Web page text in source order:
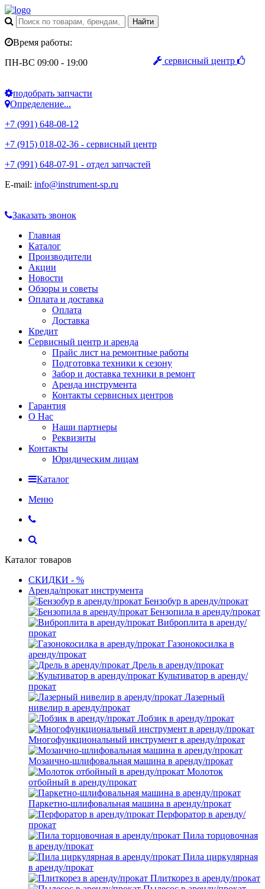
сервисный центр
Время работы:
ПН-ВС 09:00 - 19:00
подобрать запчасти
Определение...
+7 (991) 648-08-12
+7 (915) 018-02-36 - сервисный центр
+7 (991) 648-07-91 - отдел запчастей
E-mail: info@instrument-sp.ru
Заказать звонок
Главная
Каталог
Производители
Акции
Новости
Обзоры и советы
Оплата и доставка
Оплата
Доставка
Кредит
Сервисный центр и аренда
Прайс лист на ремонтные работы
Подготовка техники к сезону
Забор и доставка техники в ремонт
Аренда инструмента
Контакты сервисных центров
Гарантия
О Нас
Наши партнеры
Реквизиты
Контакты
Юридическим лицам
Каталог
Меню
Каталог товаров
СКИДКИ - %
Аренда/прокат инструмента
Бензобур в аренду/прокат
Бензопила в аренду/прокат
Виброплита в аренду/
прокат
Газонокосилка в
аренду/прокат
Дрель в аренду/прокат
Культиватор в аренду/
прокат
Лазерный
нивелир в аренду/прокат
Лобзик в аренду/прокат
Многофункциональный инструмент в аренду/прокат
Мозаично-шлифовальная машина в аренду/прокат
Молоток
отбойный в аренду/прокат
Паркетно-шлифовальная машина в аренду/прокат
Перфоратор в аренду/
прокат
Пила торцовочная
в аренду/прокат
Пила циркулярная
в аренду/прокат
Плиткорез в аренду/прокат